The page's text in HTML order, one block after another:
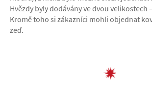
Hvězdy byly dodávány ve dvou velikostech
Kromě toho si zákazníci mohli objednat
zeď.